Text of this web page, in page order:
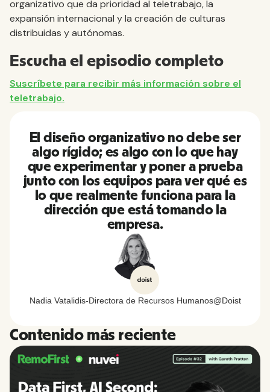
organizativo que da prioridad al teletrabajo, la
expansión internacional y la creación de culturas
distribuidas y autónomas.
Escucha el episodio completo
Suscríbete para recibir más información sobre el
teletrabajo.
El diseño organizativo no debe ser
algo rígido; es algo con lo que hay
que experimentar y poner a prueba
junto con los equipos para ver qué es
lo que realmente funciona para la
dirección que está tomando la
empresa.
Nadia Vatalidis-Directora de Recursos Humanos@Doist
Contenido más reciente